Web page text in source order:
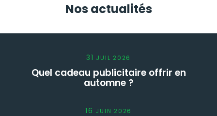
Nos actualités
31 JUIL 2026
Quel cadeau publicitaire offrir en
automne ?
16 JUIN 2026